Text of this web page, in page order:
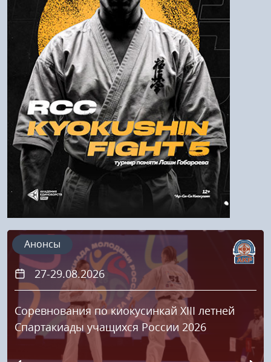
Войти
Напомнить пароль
Регистрация
27-29.08.2026
Соревнования по киокусинкай XIII летней
Спартакиады учащихся России 2026
Анонсы